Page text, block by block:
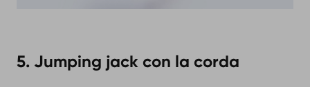
5. Jumping jack con la corda